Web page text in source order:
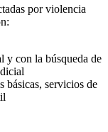
por violencia
y con la búsqueda de
básicas, servicios de